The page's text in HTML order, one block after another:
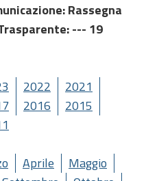
: Rassegna
: --- 19
2022
2021
2016
2015
Aprile
Maggio